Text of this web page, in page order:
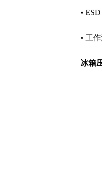
•
• 工
冰箱